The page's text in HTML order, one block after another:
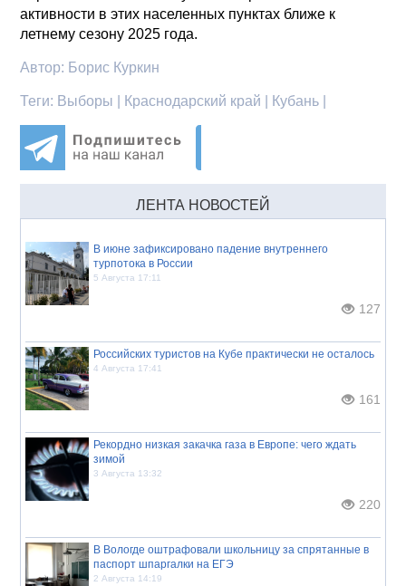
активности в этих населенных пунктах ближе к
летнему сезону 2025 года.
Автор: Борис Куркин
Теги: Выборы | Краснодарский край | Кубань |
ЛЕНТА НОВОСТЕЙ
В июне зафиксировано падение внутреннего
турпотока в России
5 Августа 17:11
127
Российских туристов на Кубе практически не осталось
4 Августа 17:41
161
Рекордно низкая закачка газа в Европе: чего ждать
зимой
3 Августа 13:32
220
В Вологде оштрафовали школьницу за спрятанные в
паспорт шпаргалки на ЕГЭ
2 Августа 14:19